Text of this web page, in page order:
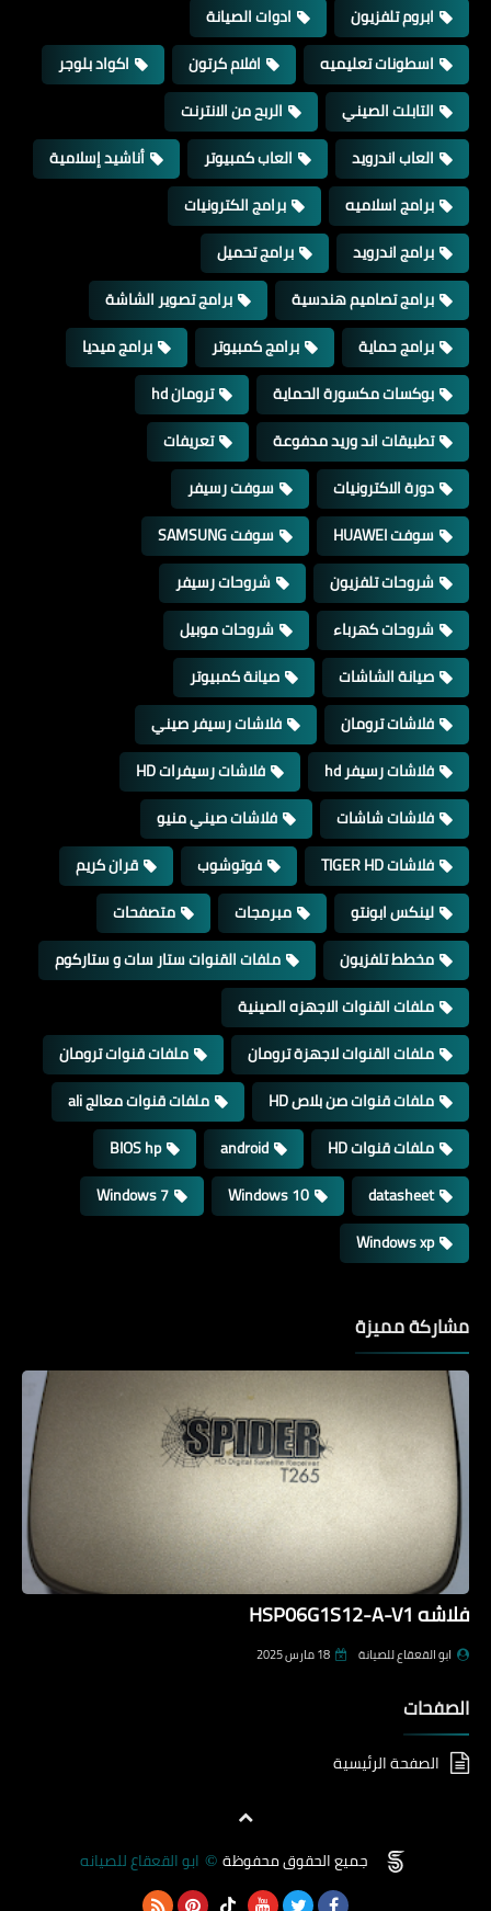
ابروم تلفزيون
ادوات الصيانة
اسطونات تعليميه
افلام كرتون
اكواد بلوجر
التابلت الصيني
الربح من الانترنت
العاب اندرويد
العاب كمبيوتر
أناشيد إسلامية
برامج اسلاميه
برامج الكترونيات
برامج اندرويد
برامج تحميل
برامج تصاميم هندسية
برامج تصوير الشاشة
برامج حماية
برامج كمبيوتر
برامج ميديا
بوكسات مكسورة الحماية
ترومان hd
تطبيقات اند وريد مدفوعة
تعريفات
دورة الاكترونيات
سوفت رسيفر
سوفت HUAWEI
سوفت SAMSUNG
شروحات تلفزيون
شروحات رسيفر
شروحات كهرباء
شروحات موبيل
صيانة الشاشات
صيانة كمبيوتر
فلاشات ترومان
فلاشات رسيفر صيني
فلاشات رسيفر hd
فلاشات رسيفرات HD
فلاشات شاشات
فلاشات صيني منيو
فلاشات TIGER HD
فوتوشوب
قران كريم
لينكس ابونتو
مبرمجات
متصفحات
مخطط تلفزيون
ملفات القنوات ستار سات و ستاركوم
ملفات القنوات الاجهزه الصينية
ملفات القنوات لاجهزة ترومان
ملفات قنوات ترومان
ملفات قنوات صن بلاص HD
ملفات قنوات معالج ali
ملفات قنوات HD
android
BIOS hp
datasheet
Windows 10
Windows 7
Windows xp
مشاركة مميزة
فلاشه HSP06G1S12-A-V1
ابو القعقاع للصيانة 18 مارس 2025
الصفحات
الصفحة الرئيسية
جميع الحقوق محفوظة © ابو القعقاع للصيانه